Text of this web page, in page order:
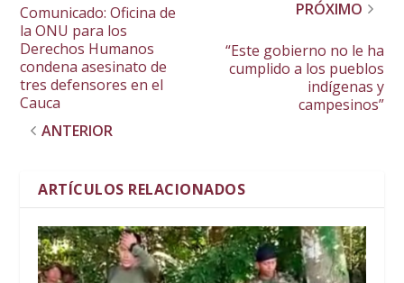
Comunicado: Oficina de
la ONU para los
Derechos Humanos
condena asesinato de
tres defensores en el
Cauca
ANTERIOR
PRÓXIMO
“Este gobierno no le ha
cumplido a los pueblos
indígenas y
campesinos”
ARTÍCULOS RELACIONADOS